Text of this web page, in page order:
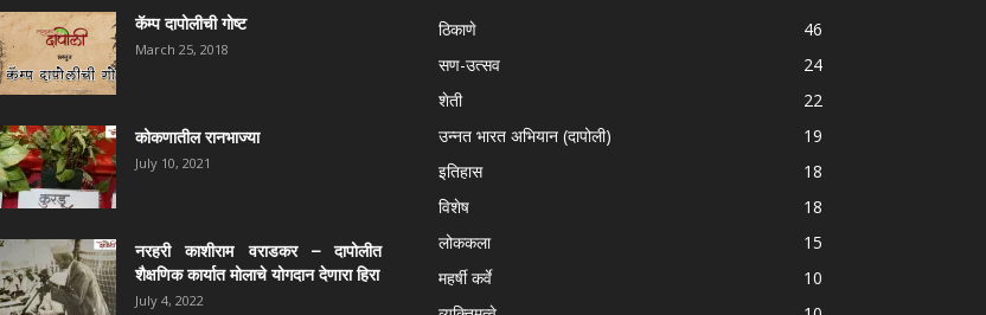
कॅम्प दापोलीची गोष्ट
March 25, 2018
कोकणातील रानभाज्या
July 10, 2021
नरहरी काशीराम वराडकर – दापोलीत
शैक्षणिक कार्यात मोलाचे योगदान देणारा हिरा
July 4, 2022
ठिकाणे
46
सण-उत्सव
24
शेती
22
उन्नत भारत अभियान (दापोली)
19
इतिहास
18
विशेष
18
लोककला
15
महर्षी कर्वे
10